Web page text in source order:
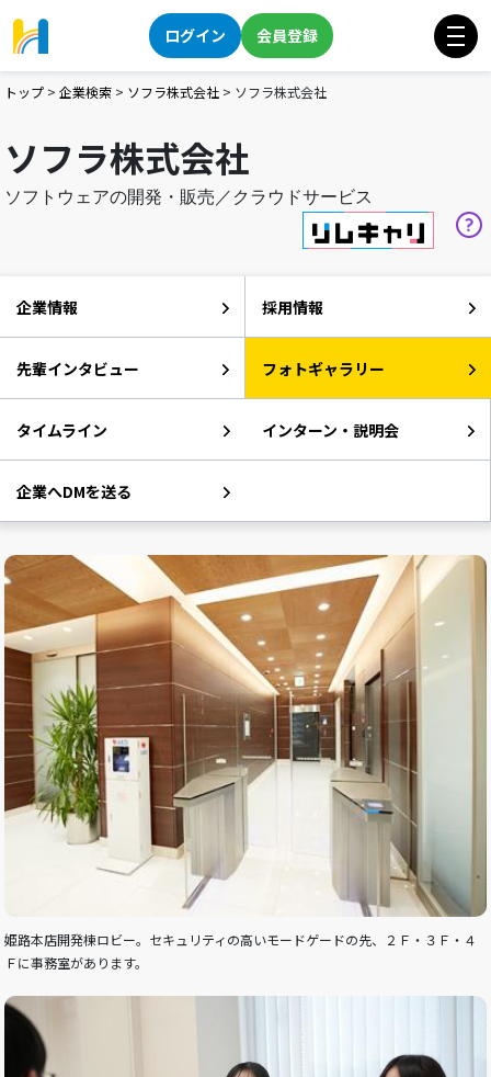
ログイン 会員登録
トップ > 企業検索 > ソフラ株式会社 > ソフラ株式会社
ソフラ株式会社
ソフトウェアの開発・販売／クラウドサービス
企業情報 採用情報
先輩インタビュー フォトギャラリー
タイムライン インターン・説明会
企業へDMを送る
姫路本店開発棟ロビー。セキュリティの高いモードゲードの先、２Ｆ・３Ｆ・４
Ｆに事務室があります。